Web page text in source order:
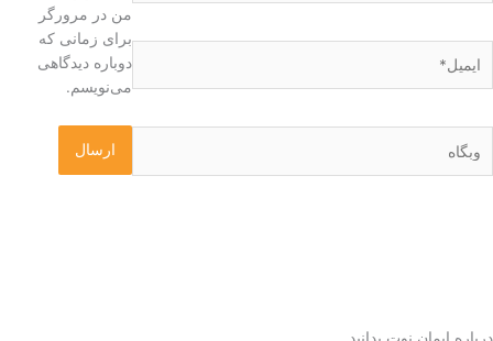
من در مرورگر
برای زمانی که
دوباره دیدگاهی
می‌نویسم.